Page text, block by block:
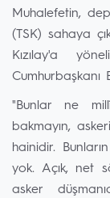
Muhalefetin,
(TSK) sahaya
Kızılay'a
Cumhurbaşkanı
"Bunlar ne
bakmayın,
hainidir.
yok. Açık, net
asker